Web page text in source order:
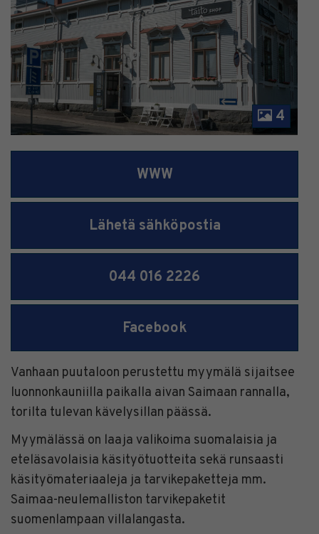
4
WWW
Lähetä sähköpostia
044 016 2226
Facebook
Vanhaan puutaloon perustettu myymälä sijaitsee
luonnonkauniilla paikalla aivan Saimaan rannalla,
torilta tulevan kävelysillan päässä.
Myymälässä on laaja valikoima suomalaisia ja
eteläsavolaisia käsityötuotteita sekä runsaasti
käsityömateriaaleja ja tarvikepaketteja mm.
Saimaa-neulemalliston tarvikepaketit
suomenlampaan villalangasta.